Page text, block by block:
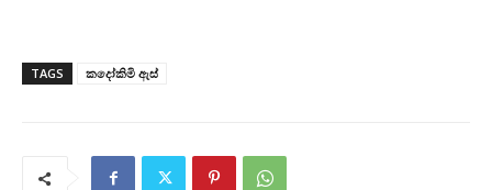
TAGS කදෝකිමි ඇස්